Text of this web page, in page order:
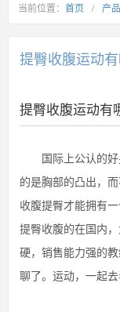
当前位置： 首页 / 产
提臀收腹运动
提臀收腹运动有
国际上公认的好
的是胸部的凸出，
收腹提臀才能拥有
提臀收腹的在国内
硬，销售能力强的
聊了。运动，一起去